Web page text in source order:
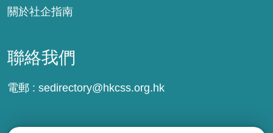
關於社企指南
聯絡我們
電郵 : sedirectory@hkcss.org.hk